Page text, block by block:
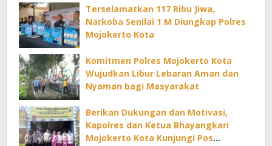
Terselamatkan 117 Ribu Jiwa,
Narkoba Senilai 1 M Diungkap Polres
Mojokerto Kota
Komitmen Polres Mojokerto Kota
Wujudkan Libur Lebaran Aman dan
Nyaman bagi Masyarakat
Berikan Dukungan dan Motivasi,
Kapolres dan Ketua Bhayangkari
Mojokerto Kota Kunjungi Pos